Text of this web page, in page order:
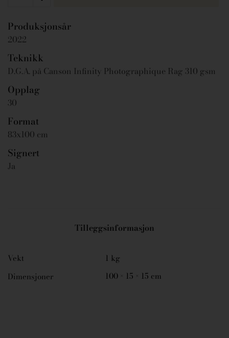
Produksjonsår
2022
Teknikk
D.G.A. på Canson Infinity Photographique Rag 310 gsm
Opplag
30
Format
83x100 cm
Signert
Ja
Tilleggsinformasjon
Vekt
1 kg
Dimensjoner
100 × 15 × 15 cm